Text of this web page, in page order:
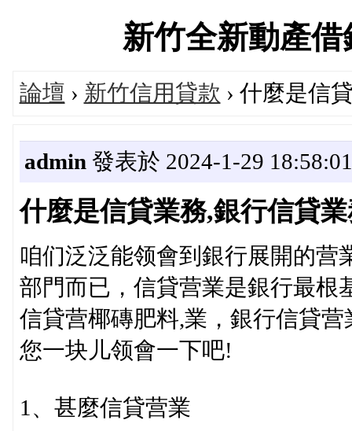
新竹全新動產
論壇 › 新竹信用貸款 › 什麼是信
admin 發表於 2024-1-29 18:58:01
什麼是信貸業務,銀行信貸
咱们泛泛能领會到銀行展開的营
部門而已，信貸营業是銀行最根
信貸营椰磚肥料,業，銀行信貸
您一块儿领會一下吧!
1、甚麼信貸营業